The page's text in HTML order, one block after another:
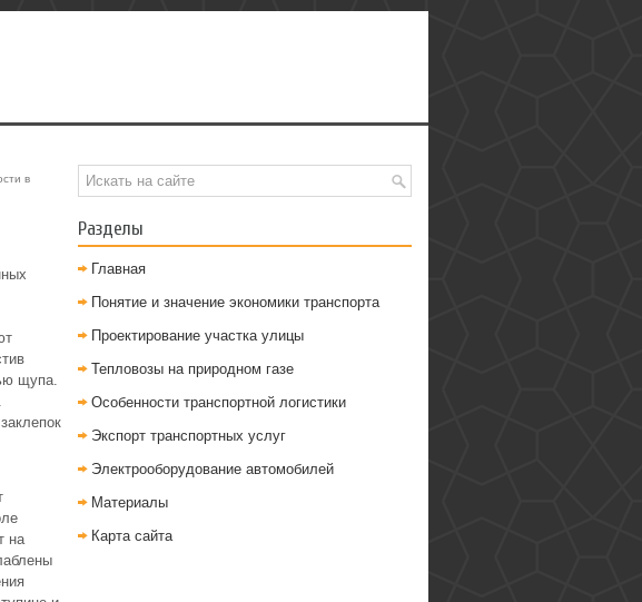
в
щупа.
на
Разделы
Главная
Понятие и значение экономики транспорта
Проектирование участка улицы
Тепловозы на природном газе
Особенности транспортной логистики
Экспорт транспортных услуг
Электрооборудование автомобилей
Материалы
Карта сайта